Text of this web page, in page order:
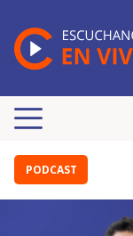
PODCAST